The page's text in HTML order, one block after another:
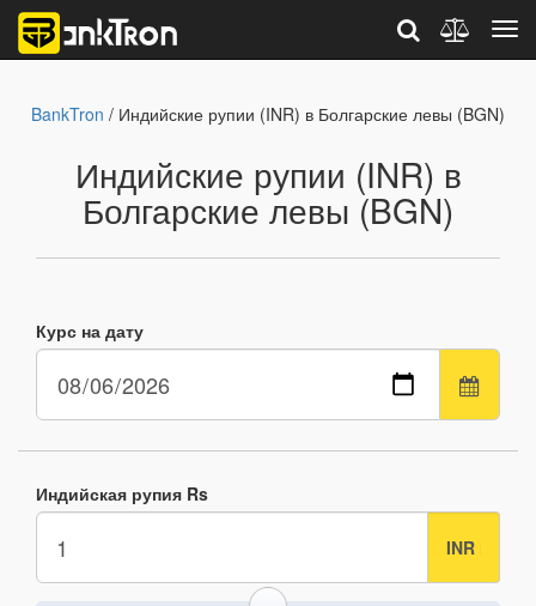
BankTron / Индийские рупии (INR) в Болгарские левы (BGN)
Индийские рупии (INR) в
Болгарские левы (BGN)
Курс на дату
Индийская рупия Rs